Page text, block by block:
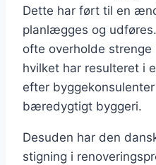
Dette har ført til en
planlægges og
ofte overholde
hvilket har resulteret i
efter
bæredygtigt byggeri.
Desuden har den
stigning i